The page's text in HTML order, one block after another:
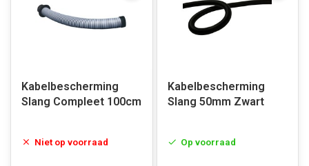
Kabelbescherming
Slang Compleet 100cm
Niet op voorraad
Kabelbescherming
Slang 50mm Zwart
Op voorraad